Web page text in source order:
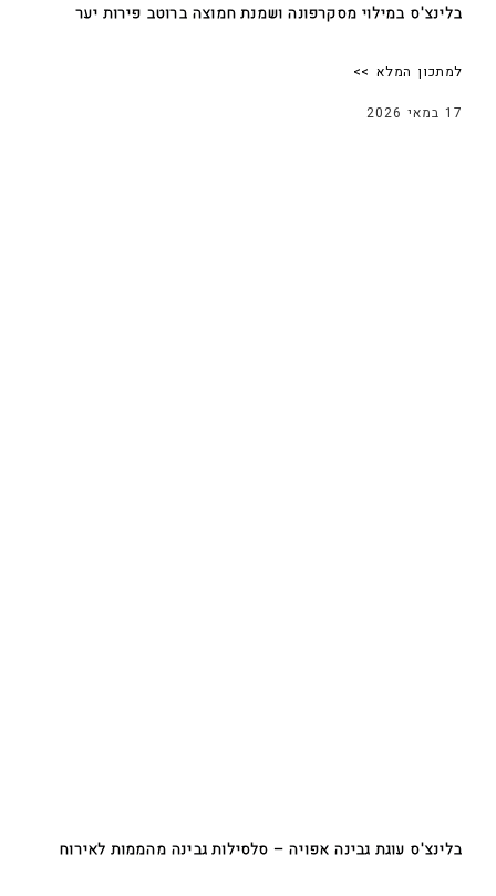
בלינצ'ס במילוי מסקרפונה ושמנת חמוצה ברוטב פירות יער
למתכון המלא >>
17 במאי 2026
בלינצ'ס עוגת גבינה אפויה – סלסילות גבינה מהממות לאירוח